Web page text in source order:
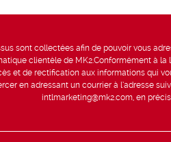
sont collectées afin de pouvoir vous
clientèle de MK2.Conformément à
et de rectification aux informations qui
en adressant un courrier à l’adresse
intlmarketing@mk2.com, en